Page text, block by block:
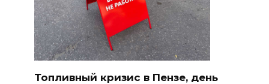
Топливный кризис в Пензе, день